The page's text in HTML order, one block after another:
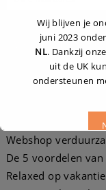
Recente
Webshop
De 5 voordelen
Relaxed op
Wij blijven je
juni 2023
NL. Dankzij
uit de UK
ondersteunen
Dit